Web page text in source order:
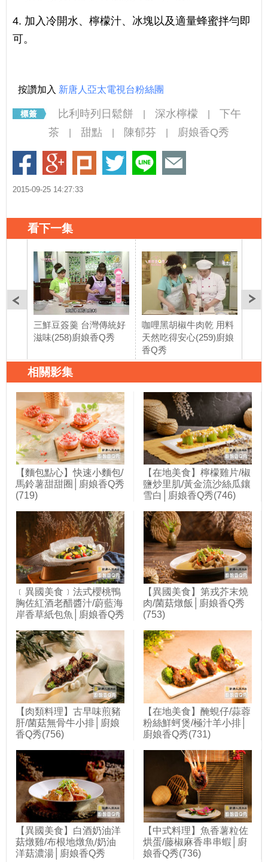
4. 加入冷開水、檸檬汁、冰塊以及適量蜂蜜拌勻即
可。
按讚加入 新唐人亞太電視台粉絲團
比利時列日鬆餅 深水檸檬
下午
茶
甜點 陳郁芬 廚娘香Q秀
2015-09-25 14:27:33
看下一集
三鮮豆簽羹 台灣傳統好
滋味(258)廚娘香Q秀
咖哩黑胡椒牛肉乾 用料
天然吃得安心(259)廚娘
香Q秀
廚
相關影集
【麵包點心】快速小麵包/
馬鈴薯甜甜圈│廚娘香Q秀
(719)
【在地美食】檸檬雞片/椒
鹽炒里肌/黃金流沙絲瓜鑲
雪白│廚娘香Q秀(746)
﹝異國美食﹞法式櫻桃鴨
胸佐紅酒老醋醬汁/蔚藍海
岸香草紙包魚│廚娘香Q秀
【異國美食】第戎芥末燒
肉/菌菇燉飯│廚娘香Q秀
(753)
【肉類料理】古早味煎豬
肝/菌菇無骨牛小排│廚娘
香Q秀(756)
【在地美食】醃蜆仔/蒜蓉
粉絲鮮蚵煲/極汁羊小排│
廚娘香Q秀(731)
【異國美食】白酒奶油洋
菇燉雞/布根地燉魚/奶油
洋菇濃湯│廚娘香Q秀
【中式料理】魚香薯粒佐
烘蛋/藤椒麻香串串蝦│廚
娘香Q秀(736)